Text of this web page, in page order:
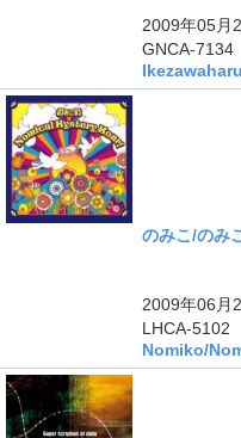
2009年05月
GNCA-7134
のみこ/のみ
2009年06月
LHCA-5102
Nomiko/